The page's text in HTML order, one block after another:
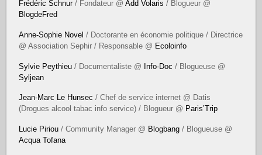
Frédéric Schnur/ Fondateur @Add Volaris / Blogueur @
BlogdeFred
Anne-Sophie Novel / Doctorante en économie politique / Directrice
@ Association Sephir / Responsable @ Ecoloinfo
Sylvie Peythieu / Documentaliste @ Info-Doc / Blogueuse @
Syljean
Jean-Marc Le Hunsec / Chef de service internet @ Datis
(Drogues alcool tabac info service) / Blogueur @ Paris’Trip
Lucie Piriou / Community Manager @ Blogbang / Blogueuse @
Acqua Tofana